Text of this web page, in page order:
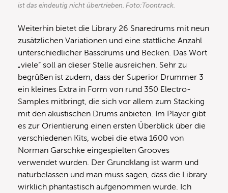
ist das eindeutig nicht übertrieben. Foto:Toontrack.
Weiterhin bietet die Library 26 Snaredrums mit neun
zusätzlichen Variationen und eine stattliche Anzahl
unterschiedlicher Bassdrums und Becken. Das Wort
„viele“ soll an dieser Stelle ausreichen. Sehr zu
begrüßen ist zudem, dass der Superior Drummer 3
ein kleines Extra in Form von rund 350 Electro-
Samples mitbringt, die sich vor allem zum Stacking
mit den akustischen Drums anbieten. Im Player gibt
es zur Orientierung einen ersten Überblick über die
verschiedenen Kits, wobei die etwa 1600 von
Norman Garschke eingespielten Grooves
verwendet wurden. Der Grundklang ist warm und
naturbelassen und man muss sagen, dass die Library
wirklich phantastisch aufgenommen wurde. Ich